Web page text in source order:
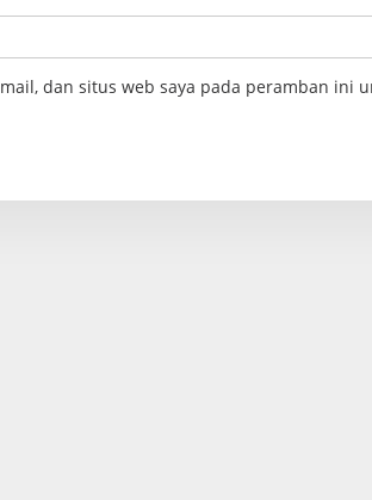
dan situs web saya pada peramban ini